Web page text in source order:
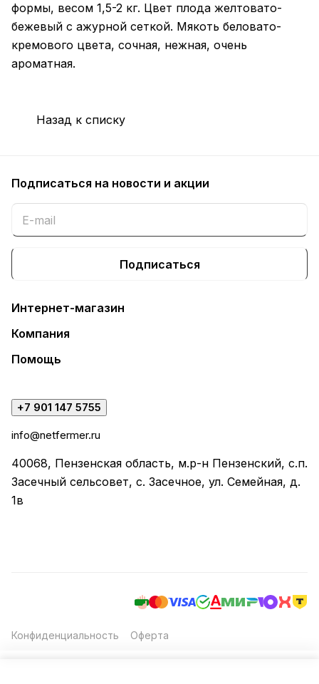
формы, весом 1,5-2 кг. Цвет плода желтовато-
бежевый с ажурной сеткой. Мякоть беловато-
кремового цвета, сочная, нежная, очень
ароматная.
Назад к списку
Подписаться на новости и акции
Подписаться
Интернет-магазин
Компания
Помощь
+7 901 147 5755
info@netfermer.ru
40068, Пензенская область, м.р-н Пензенский, с.п.
Засечный сельсовет, с. Засечное, ул. Семейная, д.
1в
Конфиденциальность Оферта